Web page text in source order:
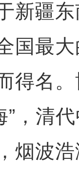
疆东
国最
名。
”，清
烟波